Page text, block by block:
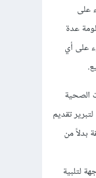
على
عدة
على أي
الصحية
تقديم
بدلاً من
لتلبية